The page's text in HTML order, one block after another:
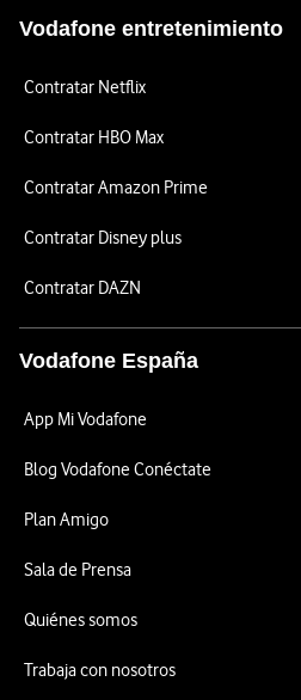
Vodafone entretenimiento
Contratar Netflix
Contratar HBO Max
Contratar Amazon Prime
Contratar Disney plus
Contratar DAZN
Vodafone España
App Mi Vodafone
Blog Vodafone Conéctate
Plan Amigo
Sala de Prensa
Quiénes somos
Trabaja con nosotros